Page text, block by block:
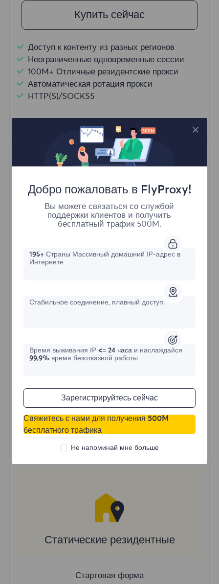
Купить сейчас
Доступ к контенту из разных регионов
Неограниченные одновременные сессии
100M+ Отличные резидентские прокси
Автоматическая ротация прокси
HTTP(S)/SOCKS5
Неограниченные резидентные
Стартовая форма
Неограниченное использование трафика
Случайная страна
Реальный динамический резидентский
прокси
Узнать больше
Статические резидентные
Стартовая форма
Добро пожаловать в FlyProxy!
Вы можете связаться со службой
поддержки клиентов и получить
бесплатный трафик 500M.
195+Страны Массивный домашний IP-адрес в
Интернете
Стабильное соединение, плавный доступ.
Время выживания IP <= 24 часа и наслаждайся
99,9%время безотказной работы
Зарегистрируйтесь сейчас
Свяжитесь с нами для получения 500M
бесплатного трафика
Не напоминай мне больше